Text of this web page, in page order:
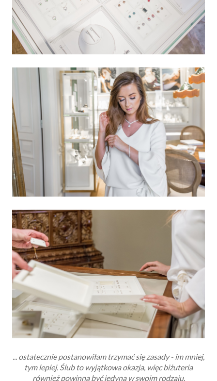
... ostatecznie postanowiłam trzymać się zasady - im mniej,
tym lepiej. Ślub to wyjątkowa okazja, więc biżuteria
również powinna być jedyna w swoim rodzaju.